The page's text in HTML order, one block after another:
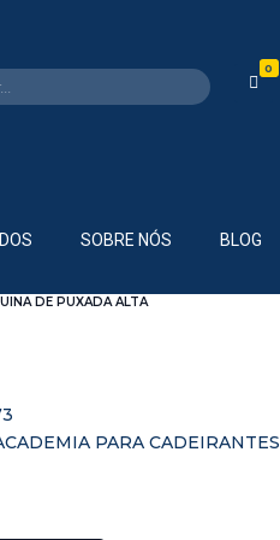
0
SOBRE NÓS BLOG
DE PUXADA ALTA
PARA CADEIRANTES